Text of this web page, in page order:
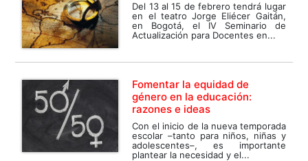
Del 13 al 15 de febrero tendrá lugar
en el teatro Jorge Eliécer Gaitán,
en Bogotá, el IV Seminario de
Actualización para Docentes en...
Fomentar la equidad de
género en la educación:
razones e ideas
Con el inicio de la nueva temporada
escolar –tanto para niños, niñas y
adolescentes–, es importante
plantear la necesidad y el...